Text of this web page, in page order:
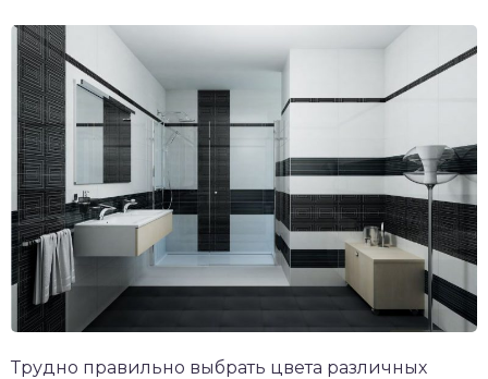
Трудно правильно выбрать цвета различных